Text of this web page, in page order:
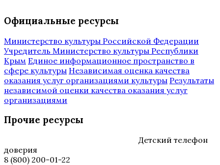
Официальные ресурсы
Министерство культуры Российской Федерации
Учредитель Министерство культуры Республики
Крым Единое информационное пространство в
сфере культуры Независимая оценка качества
оказания услуг организациями культуры Результаты
независимой оценки качества оказания услуг
организациями
Прочие ресурсы
Детский телефон
доверия
8 (800) 200-01-22